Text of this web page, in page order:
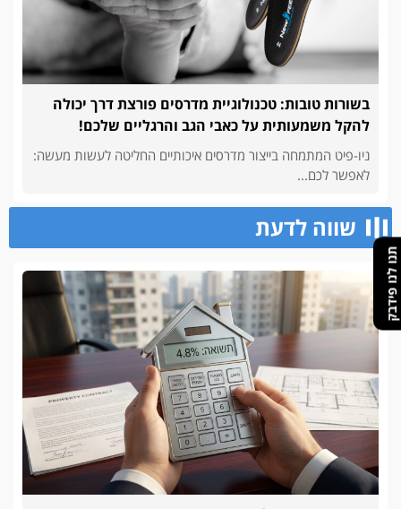
תנו לנו פידבק
בשורות טובות: טכנולוגיית מדרסים פורצת דרך יכולה
להקל משמעותית על כאבי הגב והרגליים שלכם!
ניו-פיט המתמחה בייצור מדרסים איכותיים החליטה לעשות מעשה:
לאפשר לכם...
שווה לדעת